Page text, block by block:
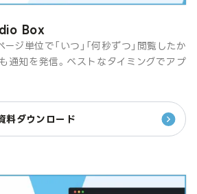
Box
ジ単位で「いつ」「何秒ずつ」閲覧したか
通知を発信。ベストなタイミングでアプ
料ダウンロード